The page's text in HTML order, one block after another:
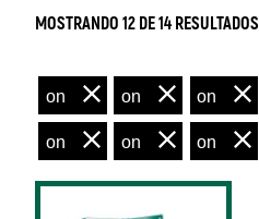
MOSTRANDO 12 DE 14 RESULTADOS
on on on
on on on